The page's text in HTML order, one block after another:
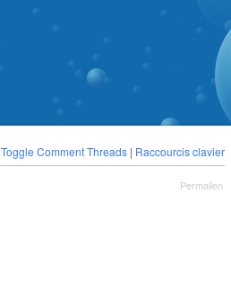
Toggle Comment Threads | Raccourcis clavier
Permalien